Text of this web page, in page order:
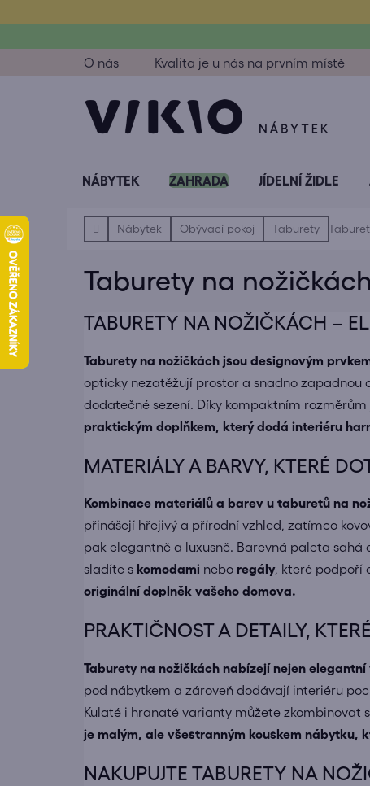
na
O nás
Kvalita je u nás na prvním místě
NÁBYTEK ZAHRADA JÍDELNÍ ŽIDLE
DomůNábytek Obývací pokoj Taburety
Taburety na nožičkách
TABURETY NA NOŽIČKÁCH –
Taburety na nožičkách jsou designovým
opticky nezatěžují prostor a snadno zapadnou
dodatečné sezení. Díky kompaktním
praktickým doplňkem, který dodá interiéru
MATERIÁLY A BARVY, KTERÉ
Kombinace materiálů a barev u taburetů na
přinášejí hřejivý a přírodní vzhled, zatímco
pak elegantně a luxusně. Barevná paleta
sladíte s komodami nebo regály, které podpoří
originální doplněk vašeho domova.
PRAKTIČNOST A DETAILY,
Taburety na nožičkách nabízejí nejen
pod nábytkem a zároveň dodávají interiéru
Kulaté i hranaté varianty můžete zkombinovat s
je malým, ale všestranným kouskem nábytku,
NAKUPUJTE TABURETY NA